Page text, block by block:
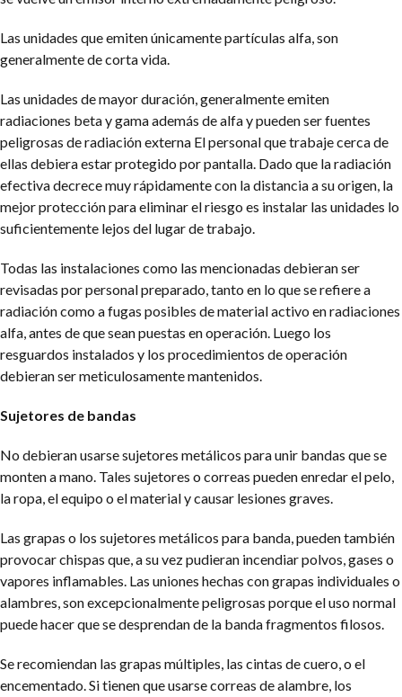
Las unidades que emiten únicamente partículas alfa, son
generalmente de corta vida.
Las unidades de mayor duración, generalmente emiten
radiaciones beta y gama además de alfa y pueden ser fuentes
peligrosas de radiación externa El personal que trabaje cerca de
ellas debiera estar protegido por pantalla. Dado que la radiación
efectiva decrece muy rápidamente con la distancia a su origen, la
mejor protección para eliminar el riesgo es instalar las unidades lo
suficientemente lejos del lugar de trabajo.
Todas las instalaciones como las mencionadas debieran ser
revisadas por personal preparado, tanto en lo que se refiere a
radiación como a fugas posibles de material activo en radiaciones
alfa, antes de que sean puestas en operación. Luego los
resguardos instalados y los procedimientos de operación
debieran ser meticulosamente mantenidos.
Sujetores de bandas
No debieran usarse sujetores metálicos para unir bandas que se
monten a mano. Tales sujetores o correas pueden enredar el pelo,
la ropa, el equipo o el material y causar lesiones graves.
Las grapas o los sujetores metálicos para banda, pueden también
provocar chispas que, a su vez pudieran incendiar polvos, gases o
vapores inflamables. Las uniones hechas con grapas individuales o
alambres, son excepcionalmente peligrosas porque el uso normal
puede hacer que se desprendan de la banda fragmentos filosos.
Se recomiendan las grapas múltiples, las cintas de cuero, o el
encementado. Si tienen que usarse correas de alambre, los